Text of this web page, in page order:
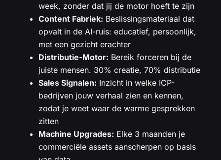
week, zonder dat jij de motor hoeft te zijn
Content Fabriek: Beslissingsmateriaal dat
opvalt in de AI-ruis: educatief, persoonlijk,
met een gezicht erachter
Distributie-Motor: Bereik forceren bij de
juiste mensen. 30% creatie, 70% distributie
Sales Signalen: Inzicht in welke ICP-
bedrijven jouw verhaal zien en kennen,
zodat je weet waar de warme gesprekken
zitten
Machine Upgrades: Elke 3 maanden je
commerciële assets aanscherpen op basis